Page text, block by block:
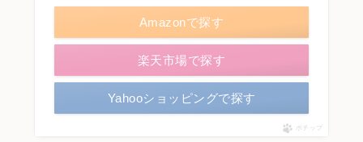
Amazonで探す
楽天市場で探す
Yahooショッピングで探す
ポチップ